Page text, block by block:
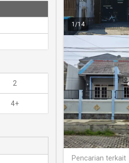
1 /14
Pencarian terkait
2
4+